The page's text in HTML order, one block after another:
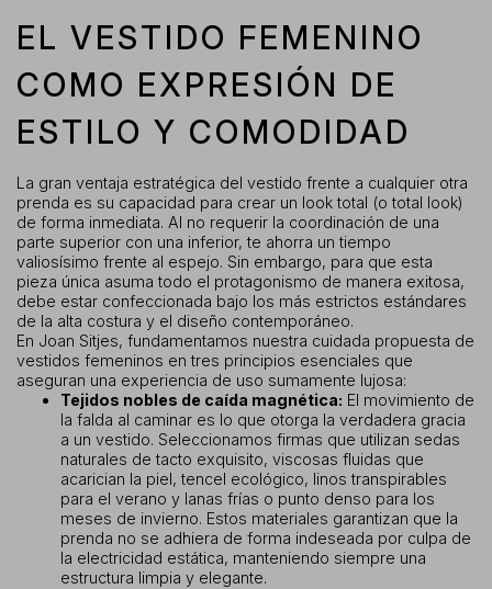
EL VESTIDO FEMENINO
COMO EXPRESIÓN DE
ESTILO Y COMODIDAD
La gran ventaja estratégica del vestido frente a cualquier otra
prenda es su capacidad para crear un look total (o total look)
de forma inmediata. Al no requerir la coordinación de una
parte superior con una inferior, te ahorra un tiempo
valiosísimo frente al espejo. Sin embargo, para que esta
pieza única asuma todo el protagonismo de manera exitosa,
debe estar confeccionada bajo los más estrictos estándares
de la alta costura y el diseño contemporáneo.
En Joan Sitjes, fundamentamos nuestra cuidada propuesta de
vestidos femeninos en tres principios esenciales que
aseguran una experiencia de uso sumamente lujosa:
Tejidos nobles de caída magnética: El movimiento de
la falda al caminar es lo que otorga la verdadera gracia
a un vestido. Seleccionamos firmas que utilizan sedas
naturales de tacto exquisito, viscosas fluidas que
acarician la piel, tencel ecológico, linos transpirables
para el verano y lanas frías o punto denso para los
meses de invierno. Estos materiales garantizan que la
prenda no se adhiera de forma indeseada por culpa de
la electricidad estática, manteniendo siempre una
estructura limpia y elegante.